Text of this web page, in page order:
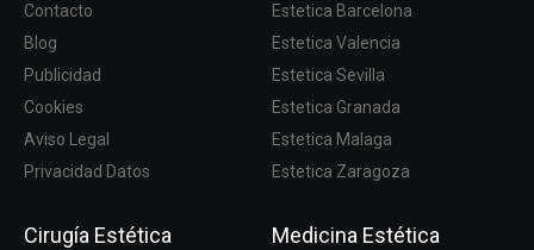
Contacto
Blog
Publicidad
Cookies
Aviso Legal
Privacidad Datos
Estetica Barcelona
Estetica Valencia
Estetica Sevilla
Estetica Granada
Estetica Malaga
Estetica Zaragoza
Cirugía Estética Medicina Estética